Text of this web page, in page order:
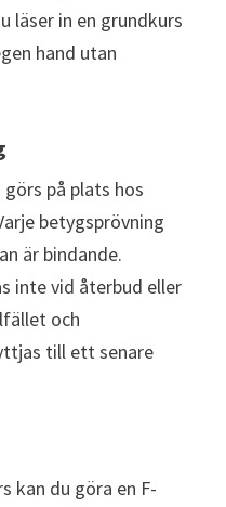
läser in en grundkurs
hand utan
på plats hos
betygsprövning
är bindande.
inte vid återbud eller
och
till ett senare
kan du göra en F-